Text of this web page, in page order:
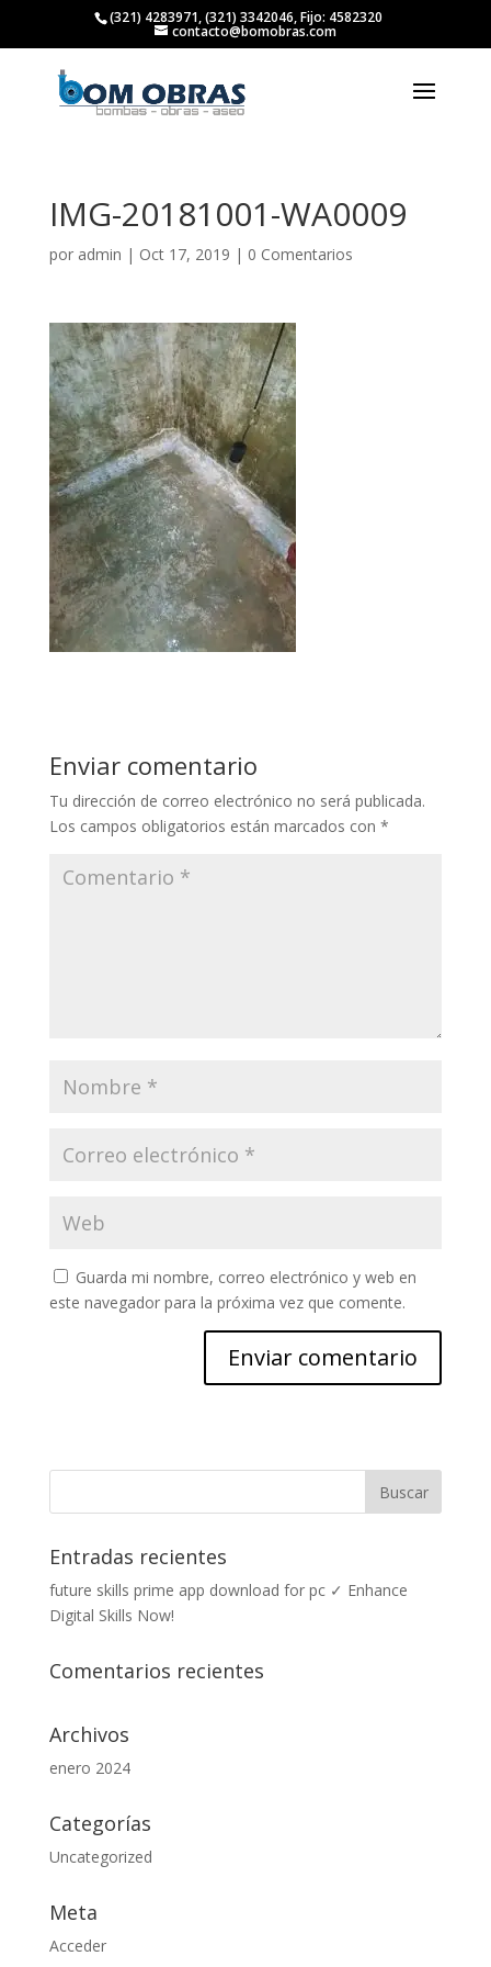
(321) 4283971, (321) 3342046, Fijo: 4582320
contacto@bomobras.com
IMG-20181001-WA0009
por admin | Oct 17, 2019 | 0 Comentarios
Enviar comentario
Tu dirección de correo electrónico no será publicada.
Los campos obligatorios están marcados con *
Guarda mi nombre, correo electrónico y web en
este navegador para la próxima vez que comente.
Entradas recientes
future skills prime app download for pc ✓ Enhance
Digital Skills Now!
Comentarios recientes
Archivos
enero 2024
Categorías
Uncategorized
Meta
Acceder